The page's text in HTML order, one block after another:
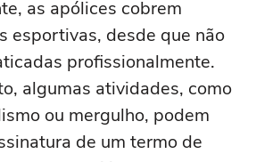
as apólices cobrem
esportivas, desde que não
profissionalmente.
algumas atividades, como
ou mergulho, podem
de um termo de